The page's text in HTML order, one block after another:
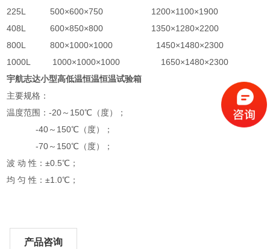
225L 500×600×750 1200×1100×1900
408L 600×850×800 1350×1280×2200
800L 800×1000×1000 1450×1480×2300
1000L 1000×1000×1000 1650×1480×2300
宇航志达小型高低温恒温恒温试验箱
主要规格：
温度范围：-20～150℃（度）；
-40～150℃（度）；
-70～150℃（度）；
波 动 性：±0.5℃；
均 匀 性：±1.0℃；
产品咨询